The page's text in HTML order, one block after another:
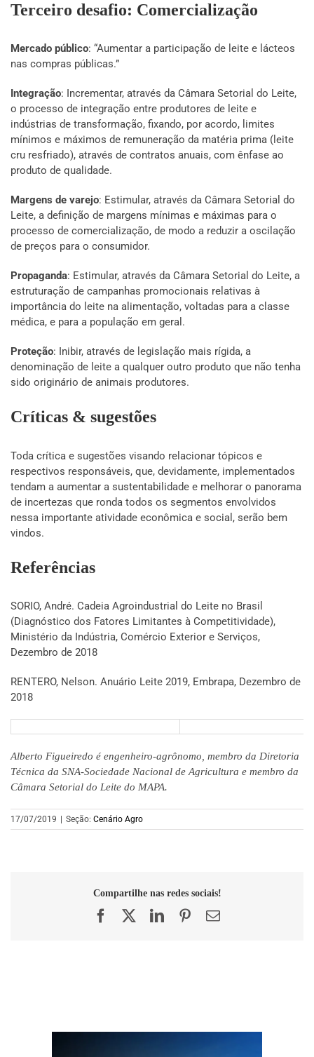
Terceiro desafio: Comercialização
Mercado público: “Aumentar a participação de leite e lácteos
nas compras públicas.”
Integração: Incrementar, através da Câmara Setorial do Leite,
o processo de integração entre produtores de leite e
indústrias de transformação, fixando, por acordo, limites
mínimos e máximos de remuneração da matéria prima (leite
cru resfriado), através de contratos anuais, com ênfase ao
produto de qualidade.
Margens de varejo: Estimular, através da Câmara Setorial do
Leite, a definição de margens mínimas e máximas para o
processo de comercialização, de modo a reduzir a oscilação
de preços para o consumidor.
Propaganda: Estimular, através da Câmara Setorial do Leite, a
estruturação de campanhas promocionais relativas à
importância do leite na alimentação, voltadas para a classe
médica, e para a população em geral.
Proteção: Inibir, através de legislação mais rígida, a
denominação de leite a qualquer outro produto que não tenha
sido originário de animais produtores.
Críticas & sugestões
Toda crítica e sugestões visando relacionar tópicos e
respectivos responsáveis, que, devidamente, implementados
tendam a aumentar a sustentabilidade e melhorar o panorama
de incertezas que ronda todos os segmentos envolvidos
nessa importante atividade econômica e social, serão bem
vindos.
Referências
SORIO, André. Cadeia Agroindustrial do Leite no Brasil
(Diagnóstico dos Fatores Limitantes à Competitividade),
Ministério da Indústria, Comércio Exterior e Serviços,
Dezembro de 2018
RENTERO, Nelson. Anuário Leite 2019, Embrapa, Dezembro de
2018
Alberto Figueiredo é engenheiro-agrônomo, membro da Diretoria
Técnica da SNA-Sociedade Nacional de Agricultura e membro da
Câmara Setorial do Leite do MAPA.
17/07/2019 Seção: Cenário Agro
Compartilhe nas redes sociais!
FacebookLinkedInPinterest
E-